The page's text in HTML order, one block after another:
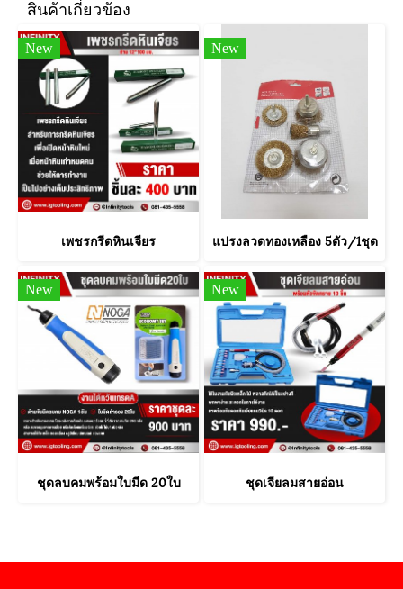
สินค้าเกี่ยวข้อง
New
เพชรกรีดหินเจียร
New
แปรงลวดทองเหลือง 5ตัว/1ชุด
New
ชุดลบคมพร้อมใบมีด 20ใบ
New
ชุดเจียลมสายอ่อน